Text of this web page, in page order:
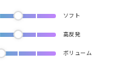
ソフト
高反発
ボリューム